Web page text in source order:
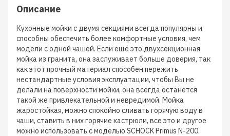
Описание
Кухонные мойки с двумя секциями всегда популярны и
способны обеспечить более комфортные условия, чем
модели с одной чашей. Если ещё это двухсекционная
мойка из гранита, она заслуживает больше доверия, так
как этот прочный материал способен пережить
нестандартные условия эксплуатации, чтобы Вы не
делали на поверхности мойки, она всегда останется
такой же привлекательной и невредимой. Мойка
жаростойкая, можно спокойно сливать горячую воду в
чаши, ставить в них горячие кастрюли, все это и другое
можно использовать с моделью SCHOCK Primus N-200.